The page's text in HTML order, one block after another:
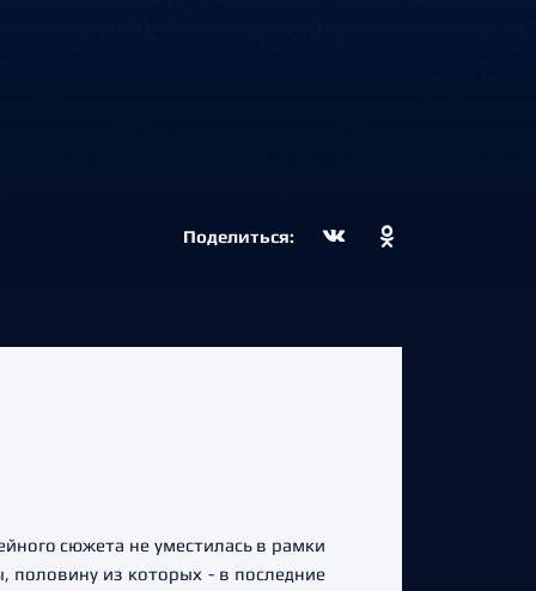
Поделиться:
сюжета не уместилась в рамки
половину из которых - в последние